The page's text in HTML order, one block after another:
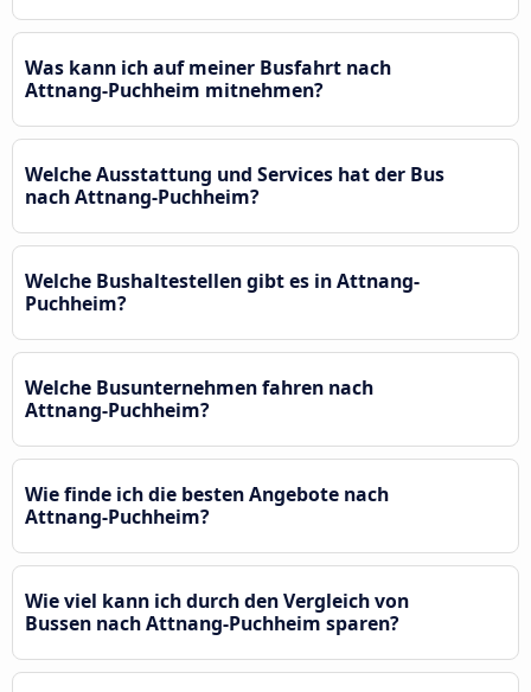
Was kann ich auf meiner Busfahrt nach
Attnang-Puchheim mitnehmen?
Welche Ausstattung und Services hat der Bus
nach Attnang-Puchheim?
Welche Bushaltestellen gibt es in Attnang-
Puchheim?
Welche Busunternehmen fahren nach
Attnang-Puchheim?
Wie finde ich die besten Angebote nach
Attnang-Puchheim?
Wie viel kann ich durch den Vergleich von
Bussen nach Attnang-Puchheim sparen?